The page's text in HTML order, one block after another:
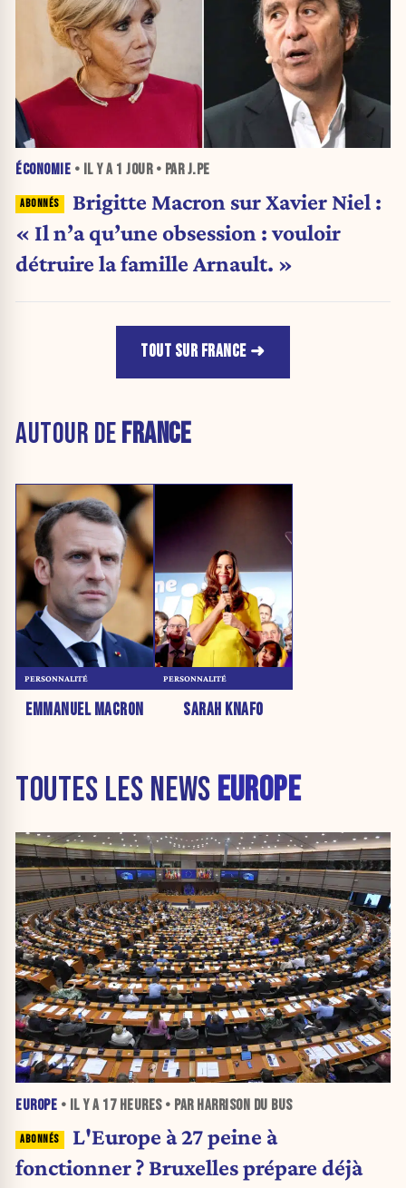
ÉCONOMIE • IL Y A 1 JOUR• PAR J.PE
Brigitte Macron sur Xavier Niel :
« Il n’a qu’une obsession : vouloir
détruire la famille Arnault. »
TOUT SUR FRANCE
AUTOUR DEFRANCE
EMMANUEL MACRON
PERSONNALITÉ
SARAH KNAFO
PERSONNALITÉ
TOUTES LES NEWS EUROPE
EUROPE • IL Y A 17 HEURES• PAR HARRISON DU BUS
L'Europe à 27 peine à
fonctionner ? Bruxelles prépare déjà